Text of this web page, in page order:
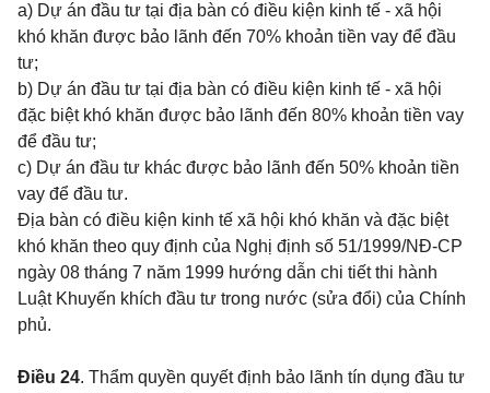
a) Dự án đầu tư tại địa bàn có điều kiện kinh tế - xã hội
khó khăn được bảo lãnh đến 70% khoản tiền vay để đầu
tư;
b) Dự án đầu tư tại địa bàn có điều kiện kinh tế - xã hội
đặc biệt khó khăn được bảo lãnh đến 80% khoản tiền vay
để đầu tư;
c) Dự án đầu tư khác được bảo lãnh đến 50% khoản tiền
vay để đầu tư.
Địa bàn có điều kiện kinh tế xã hội khó khăn và đặc biệt
khó khăn theo quy định của Nghị định số 51/1999/NĐ-CP
ngày 08 tháng 7 năm 1999 hướng dẫn chi tiết thi hành
Luật Khuyến khích đầu tư trong nước (sửa đổi) của Chính
phủ.
Điều 24. Thẩm quyền quyết định bảo lãnh tín dụng đầu tư